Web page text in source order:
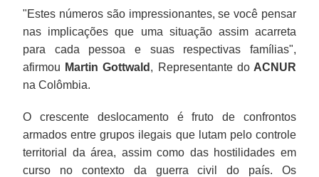
"Estes números são impressionantes, se você pensar
nas implicações que uma situação assim acarreta
para cada pessoa e suas respectivas famílias",
afirmou Martin Gottwald , Representante doACNUR
na Colômbia.
O crescente deslocamento é fruto de confrontos
armados entre grupos ilegais que lutam pelo controle
territorial da área, assim como das hostilidades em
curso no contexto da guerra civil do país. Os